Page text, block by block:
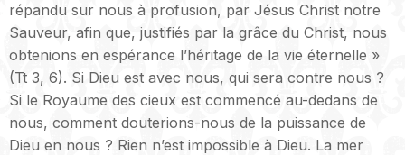
répandu sur nous à profusion, par Jésus Christ notre
Sauveur, afin que, justifiés par la grâce du Christ, nous
obtenions en espérance l’héritage de la vie éternelle »
(Tt 3, 6). Si Dieu est avec nous, qui sera contre nous ?
Si le Royaume des cieux est commencé au-dedans de
nous, comment douterions-nous de la puissance de
Dieu en nous ? Rien n’est impossible à Dieu. La mer